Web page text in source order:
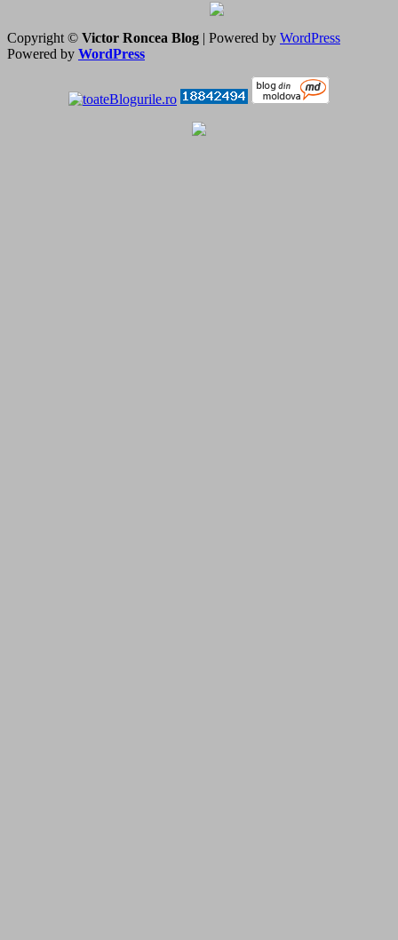
Copyright © Victor Roncea Blog | Powered by WordPress
Powered by WordPress